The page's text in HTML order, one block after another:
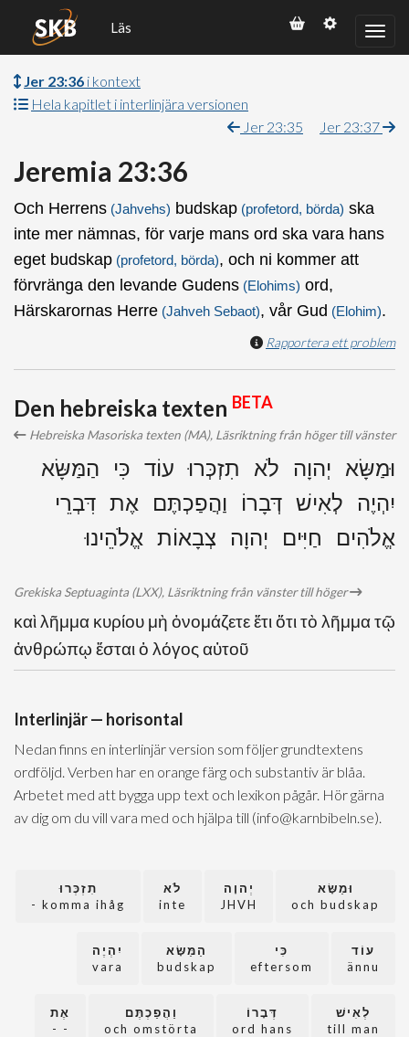
Läs
Jer 23:36 i kontext
Hela kapitlet i interlinjära versionen
Jer 23:35
Jer 23:37
Jeremia 23:36
Och Herrens (Jahvehs) budskap (profetord, börda) ska
inte mer nämnas, för varje mans ord ska vara hans
eget budskap (profetord, börda), och ni kommer att
förvränga den levande Gudens (Elohims) ord,
Härskarornas Herre (Jahveh Sebaot), vår Gud (Elohim).
Rapportera ett problem
Den hebreiska texten BETA
Hebreiska Masoriska texten (MA), Läsriktning från höger till vänster
וּמַשָּׂא יְהוָה לֹא תִזְכְּרוּ עוֹד כִּי הַמַּשָּׂא
יִהְיֶה לְאִישׁ דְּבָרוֹ וַהֲפַכְתֶּם אֶת דִּבְרֵי
אֱלֹהִים חַיִּים יְהוָה צְבָאוֹת אֱלֹהֵינוּ
Grekiska Septuaginta (LXX), Läsriktning från vänster till höger
καὶ λῆμμα κυρίου μὴ ὀνομάζετε ἔτι ὅτι τὸ λῆμμα τῷ
ἀνθρώπῳ ἔσται ὁ λόγος αὐτοῦ
Interlinjär — horisontal
Nedan finns en interlinjär version som följer grundtextens
ordföljd. Verben har en orange färg och substantiv är blåa.
Arbetet med att bygga upp text och lexikon pågår. Hör gärna
av dig om du vill vara med och hjälpa till (info@karnbibeln.se).
וּמַשָּׂא
och budskap
יְהוָה
JHVH
לֹא
inte
תִזְכְּרוּ
komma ihåg -
עוֹד
ännu
כִּי
eftersom
הַמַּשָּׂא
budskap
יִהְיֶה
vara
לְאִישׁ
till man
דְּבָרוֹ
ord hans
וַהֲפַכְתֶּם
och omstörta
אֶת
- -